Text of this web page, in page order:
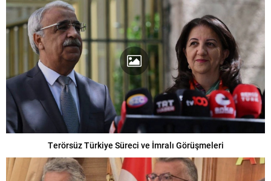
Terörsüz Türkiye Süreci ve İmralı Görüşmeleri